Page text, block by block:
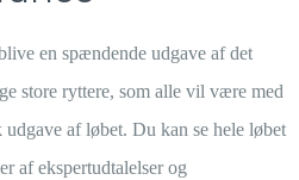
en spændende udgave af det
store ryttere, som alle vil være med
af løbet. Du kan se hele løbet
af ekspertudtalelser og